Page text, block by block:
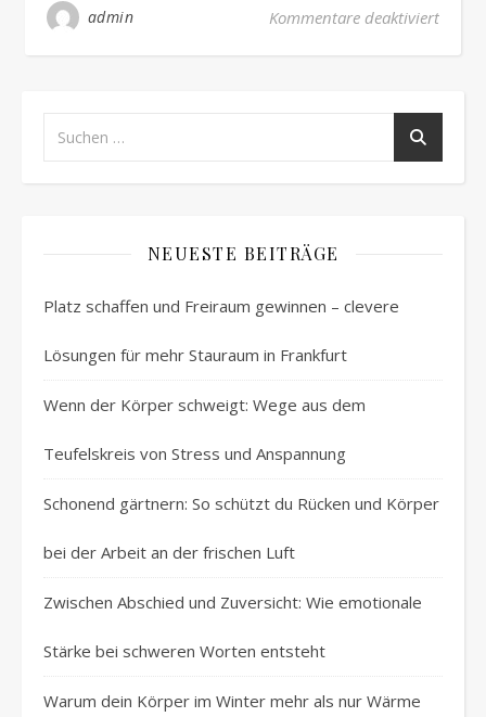
admin Kommentare deaktiviertfür
NEUESTE BEITRÄGE
Platz schaffen und Freiraum gewinnen – clevere
Lösungen für mehr Stauraum in Frankfurt
Wenn der Körper schweigt: Wege aus dem
Teufelskreis von Stress und Anspannung
Schonend gärtnern: So schützt du Rücken und Körper
bei der Arbeit an der frischen Luft
Zwischen Abschied und Zuversicht: Wie emotionale
Stärke bei schweren Worten entsteht
Warum dein Körper im Winter mehr als nur Wärme